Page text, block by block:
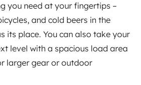
you need at your fingertips –
and cold beers in the
its place. You can also take your
level with a spacious load area
larger gear or outdoor